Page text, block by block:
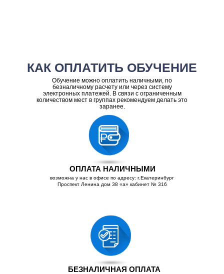
КАК ОПЛАТИТЬ ОБУЧЕНИЕ
ОПЛАТА НАЛИЧНЫМИ
БЕЗНАЛИЧНАЯ ОПЛАТА
Обучение можно оплатить наличными, по
безналичному расчету или через систему
электронных платежей. В связи с ограниченным
количеством мест в группах рекомендуем делать это
заранее.
возможна у нас в офисе по адресу: г.Екатеринбург
Проспект Ленина дом 38 «а» кабинет № 316